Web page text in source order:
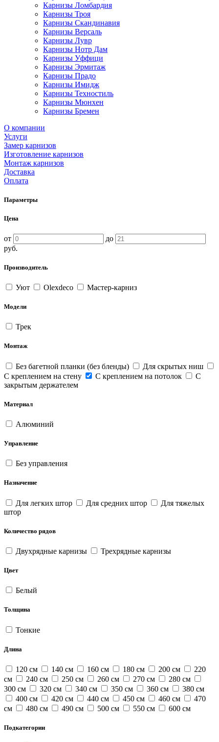
Карнизы Ломбардия
Карнизы Троя
Карнизы Скандинавия
Карнизы Версаль
Карнизы Лувр
Карнизы Нотр Дам
Карнизы Уффици
Карнизы Эрмитаж
Карнизы Прадо
Карнизы Имидж
Карнизы Техностиль
Карнизы Мюнхен
Карнизы Бремен
О компании
Услуги
Замер карнизов
Изготовление карнизов
Монтаж карнизов
Доставка
Оплата
Параметры
Цена
от
до
руб.
Производитель
Уют Olexdeco Мастер-карниз
Модели
Трек
Монтаж
Без багетной планки (без бленды)
Для скрытых ниш
С креплением на стену
С креплением на потолок
С
закрытым держателем
Материал
Алюминий
Управление
Без управления
Назначение
Для легких штор Для средних штор
Для тяжелых
штор
Количество рядов
Двухрядные карнизы Трехрядные карнизы
Цвет
Белый
Толщина
Тонкие
Длина
120 см 140 см 160 см 180 см 200 см
220
см
240 см 250 см 260 см 270 см
280 см
300 см
320 см 340 см 350 см 360 см
380 см
400 см
420 см 440 см 450 см 460 см
470
см
480 см 490 см 500 см 550 см 600 см
Подкатегории